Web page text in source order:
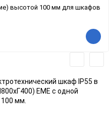
высотой 100 мм для шкафов
шкаф IP55 в
EME с одной
мм.